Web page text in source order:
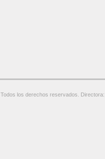
. Todos los derechos reservados.